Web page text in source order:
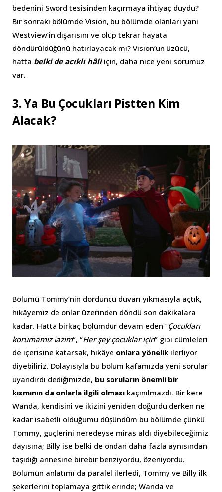
bedenini Sword tesisinden kaçırmaya ihtiyaç duydu?
Bir sonraki bölümde Vision, bu bölümde olanları yani
Westview’in dışarısını ve ölüp tekrar hayata
döndürüldüğünü hatırlayacak mı? Vision’un üzücü,
hatta belki de acıklı hâliiçin, daha nice yeni sorumuz
var.
3. Ya Bu Çocukları Pistten Kim
Alacak?
Bölümü Tommy’nin dördüncü duvarı yıkmasıyla açtık,
hikâyemiz de onlar üzerinden döndü son dakikalara
kadar. Hatta birkaç bölümdür devam eden “Çocukları
korumamız lazım“, “Her şey çocuklar için” gibi cümleleri
de içerisine katarsak, hikâye onlara yönelik ilerliyor
diyebiliriz. Dolayısıyla bu bölüm kafamızda yeni sorular
uyandırdı dediğimizde, bu soruların önemli bir
kısmının da onlarla ilgili olması kaçınılmazdı. Bir kere
Wanda, kendisini ve ikizini yeniden doğurdu derken ne
kadar isabetli olduğumu düşündüm bu bölümde çünkü
Tommy, güçlerini neredeyse miras aldı diyebileceğimiz
dayısına; Billy ise belki de ondan daha fazla aynısından
taşıdığı annesine birebir benziyordu, özeniyordu.
Bölümün anlatımı da paralel ilerledi, Tommy ve Billy ilk
şekerlerini toplamaya gittiklerinde; Wanda ve